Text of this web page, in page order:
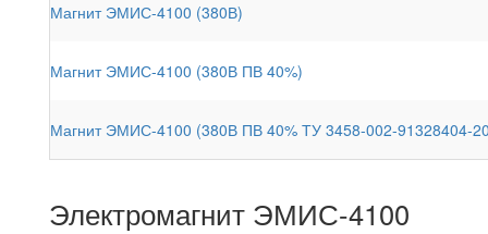
Магнит ЭМИС-4100 (380В)
Магнит ЭМИС-4100 (380В ПВ 40%)
Магнит ЭМИС-4100 (380В ПВ 40% ТУ 3458-002-91328404-
Электромагнит ЭМИС-4100